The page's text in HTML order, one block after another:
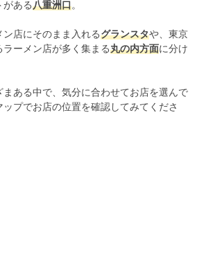
がある八重洲口。
店にそのまま入れるグランスタや、東京
ーメン店が多く集まる丸の内方面に分け
ある中で、気分に合わせてお店を選んで
プでお店の位置を確認してみてくださ